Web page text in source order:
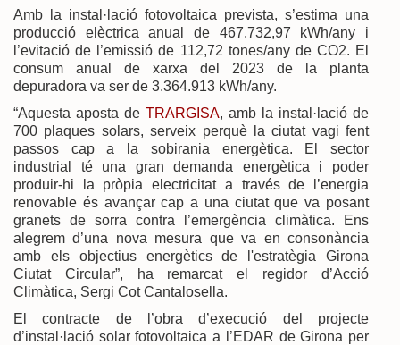
Amb la instal·lació fotovoltaica prevista, s’estima una
producció elèctrica anual de 467.732,97 kWh/any i
l’evitació de l’emissió de 112,72 tones/any de CO2. El
consum anual de xarxa del 2023 de la planta
depuradora va ser de 3.364.913 kWh/any.
“Aquesta aposta de TRARGISA, amb la instal·lació de
700 plaques solars, serveix perquè la ciutat vagi fent
passos cap a la sobirania energètica. El sector
industrial té una gran demanda energètica i poder
produir-hi la pròpia electricitat a través de l’energia
renovable és avançar cap a una ciutat que va posant
granets de sorra contra l’emergència climàtica. Ens
alegrem d’una nova mesura que va en consonància
amb els objectius energètics de l'estratègia Girona
Ciutat Circular”, ha remarcat el regidor d’Acció
Climàtica, Sergi Cot Cantalosella.
El contracte de l’obra d’execució del projecte
d’instal·lació solar fotovoltaica a l’EDAR de Girona per